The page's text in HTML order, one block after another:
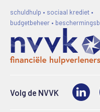
schuldhulp • sociaal krediet •
budgetbeheer •
Volg de NVVK